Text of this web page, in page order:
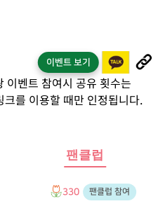
이벤트 보기
이벤트 참여시 공유 횟수는
크를 이용할 때만 인정됩니다.
팬클럽
330 팬클럽 참여